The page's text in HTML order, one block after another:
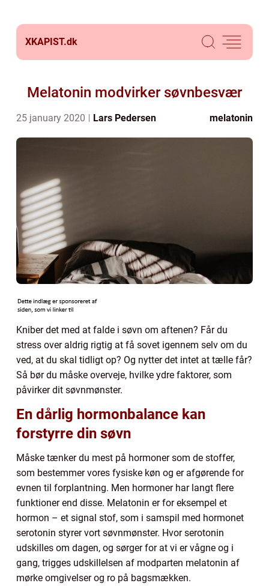
XKAPIST.dk
Melatonin modvirker søvnbesvær
25 january 2020 Lars Pedersen melatonin
Kniber det med at falde i søvn om aftenen? Får du
stress over aldrig rigtig at få sovet igennem selv om du
ved, at du skal tidligt op? Og nytter det intet at tælle får?
Så bør du måske overveje, hvilke ydre faktorer, som
påvirker dit søvnmønster.
En dårlig hormonbalance kan
forstyrre din søvn
Måske tænker du mest på hormoner som de stoffer,
som bestemmer vores fysiske køn og er afgørende for
evnen til forplantning. Men hormoner har langt flere
funktioner end disse. Melatonin er for eksempel et
hormon – et signal stof, som i samspil med hormonet
serotonin styrer vort søvnmønster. Hvor serotonin
udskilles om dagen, og sørger for at vi er vågne og i
gang, trigges udskillelsen af modparten melatonin af
mørke omgivelser og ro på bagsmækken.